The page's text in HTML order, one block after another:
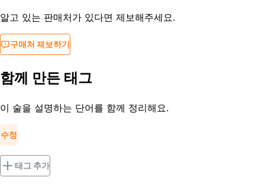
알고 있는 판매처가 있다면 제보해주세요.
구매처 제보하기
함께 만든 태그
이 술을 설명하는 단어를 함께 정리해요.
수정
태그 추가